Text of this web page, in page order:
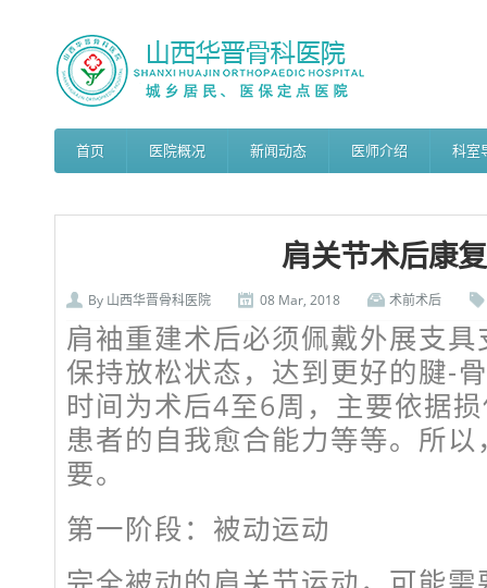
首页 医院概况 新闻动态 医师介绍 科室
肩关节术后康
By 山西华晋骨科医院 08 Mar, 2018 术前术后
肩袖重建术后必须佩戴外展支
保持放松状态，达到更好的腱-
时间为术后4至6周，主要依据
患者的自我愈合能力等等。所
要。
第一阶段：被动运动